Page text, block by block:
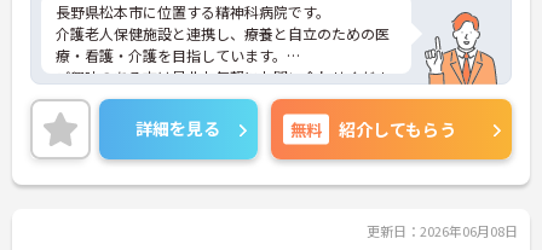
長野県松本市に位置する精神科病院です。
介護老人保健施設と連携し、療養と自立のための医
療・看護・介護を目指しています。
ご興味のある方は是非お気軽にお問い合わせくださ
い。
詳細を見る 無料 紹介してもらう
更新日：2026年06月08日